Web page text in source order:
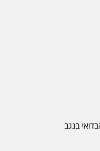
בנגב